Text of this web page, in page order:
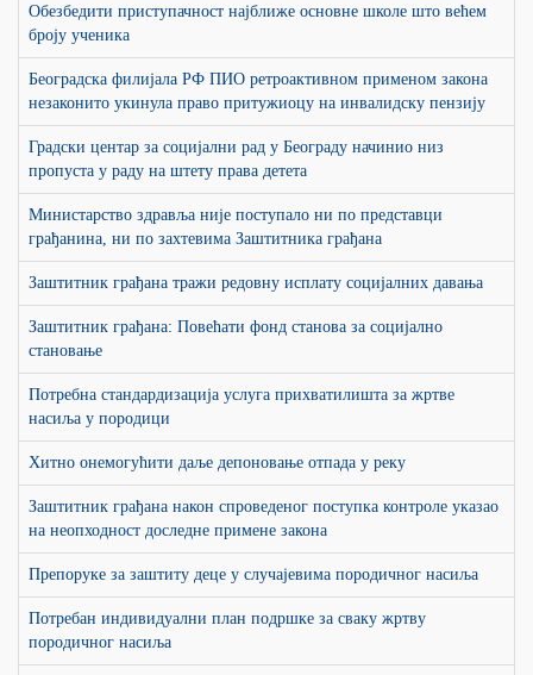
Обезбедити приступачност најближе основне школе што већем
броју ученика
Београдска филијала РФ ПИО ретроактивном применом закона
незаконито укинула право притужиоцу на инвалидску пензију
Градски центар за социјални рад у Београду начинио низ
пропуста у раду на штету права детета
Министарство здравља није поступало ни по представци
грађанина, ни по захтевима Заштитника грађана
Заштитник грађана тражи редовну исплату социјалних давања
Заштитник грађана: Повећати фонд станова за социјално
становање
Потребна стандардизација услуга прихватилишта за жртве
насиља у породици
Хитно онемогућити даље депоновање отпада у реку
Заштитник грађана након спроведеног поступка контроле указао
на неопходност доследне примене закона
Препоруке за заштиту деце у случајевима породичног насиља
Потребан индивидуални план подршке за сваку жртву
породичног насиља